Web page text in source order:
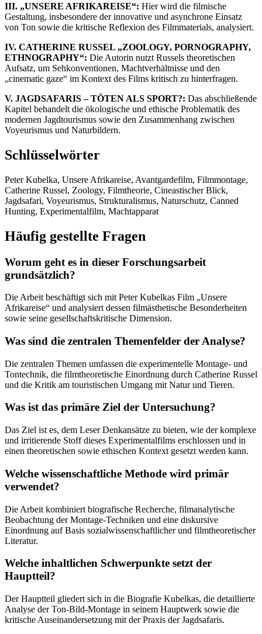
III. „UNSERE AFRIKAREISE“: Hier wird die filmische
Gestaltung, insbesondere der innovative und asynchrone Einsatz
von Ton sowie die kritische Reflexion des Filmmaterials, analysiert.
IV. CATHERINE RUSSEL „ZOOLOGY, PORNOGRAPHY,
ETHNOGRAPHY“: Die Autorin nutzt Russels theoretischen
Aufsatz, um Sehkonventionen, Machtverhältnisse und den
„cinematic gaze“ im Kontext des Films kritisch zu hinterfragen.
V. JAGDSAFARIS – TÖTEN ALS SPORT?: Das abschließende
Kapitel behandelt die ökologische und ethische Problematik des
modernen Jagdtourismus sowie den Zusammenhang zwischen
Voyeurismus und Naturbildern.
Schlüsselwörter
Peter Kubelka, Unsere Afrikareise, Avantgardefilm, Filmmontage,
Catherine Russel, Zoology, Filmtheorie, Cineastischer Blick,
Jagdsafari, Voyeurismus, Strukturalismus, Naturschutz, Canned
Hunting, Experimentalfilm, Machtapparat
Häufig gestellte Fragen
Worum geht es in dieser Forschungsarbeit
grundsätzlich?
Die Arbeit beschäftigt sich mit Peter Kubelkas Film „Unsere
Afrikareise“ und analysiert dessen filmästhetische Besonderheiten
sowie seine gesellschaftskritische Dimension.
Was sind die zentralen Themenfelder der Analyse?
Die zentralen Themen umfassen die experimentelle Montage- und
Tontechnik, die filmtheoretische Einordnung durch Catherine Russel
und die Kritik am touristischen Umgang mit Natur und Tieren.
Was ist das primäre Ziel der Untersuchung?
Das Ziel ist es, dem Leser Denkansätze zu bieten, wie der komplexe
und irritierende Stoff dieses Experimentalfilms erschlossen und in
einen theoretischen sowie ethischen Kontext gesetzt werden kann.
Welche wissenschaftliche Methode wird primär
verwendet?
Die Arbeit kombiniert biografische Recherche, filmanalytische
Beobachtung der Montage-Techniken und eine diskursive
Einordnung auf Basis sozialwissenschaftlicher und filmtheoretischer
Literatur.
Welche inhaltlichen Schwerpunkte setzt der
Hauptteil?
Der Hauptteil gliedert sich in die Biografie Kubelkas, die detaillierte
Analyse der Ton-Bild-Montage in seinem Hauptwerk sowie die
kritische Auseinandersetzung mit der Praxis der Jagdsafaris.